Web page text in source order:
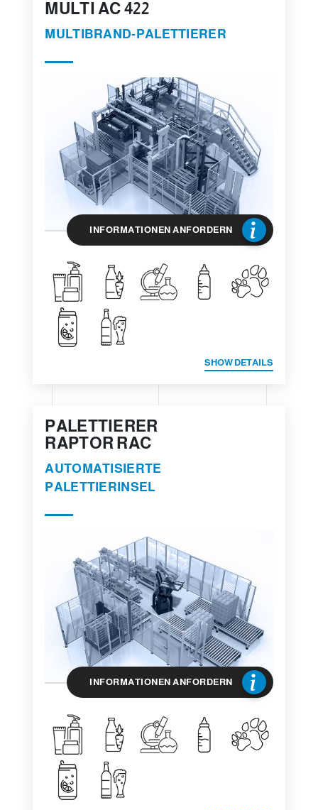
MULTI AC 422
MULTIBRAND-PALETTIERER
INFORMATIONEN ANFORDERN
SHOW DETAILS
PALETTIERER
RAPTOR RAC
AUTOMATISIERTE
PALETTIERINSEL
INFORMATIONEN ANFORDERN